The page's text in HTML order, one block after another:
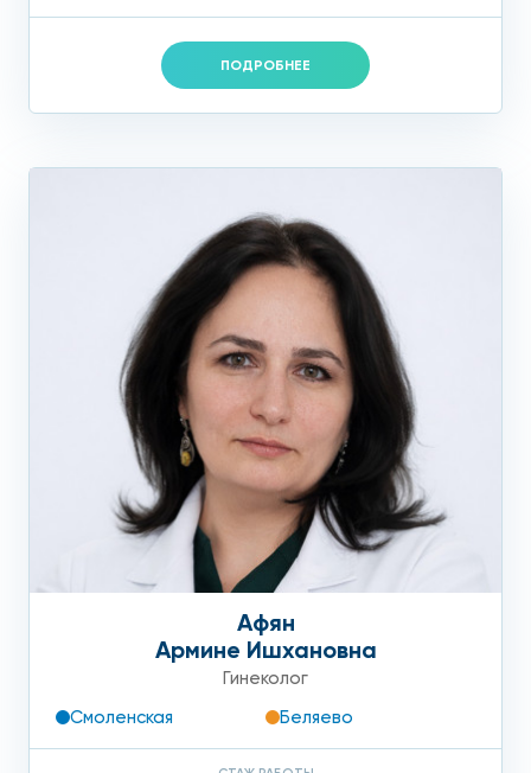
ПОДРОБНЕЕ
Афян
Армине Ишхановна
Гинеколог
Смоленская
Беляево